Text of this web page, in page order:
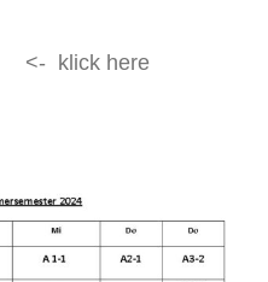
<- klick here